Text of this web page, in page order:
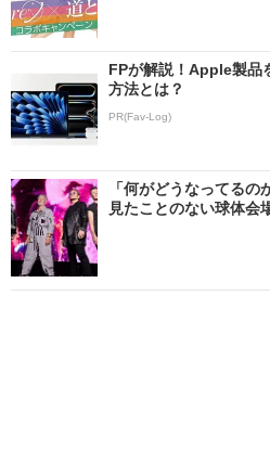
FPが解説！Apple製品
方法とは？
PR(Fav-Log)
「何がどうなってる
見たことのない球体会